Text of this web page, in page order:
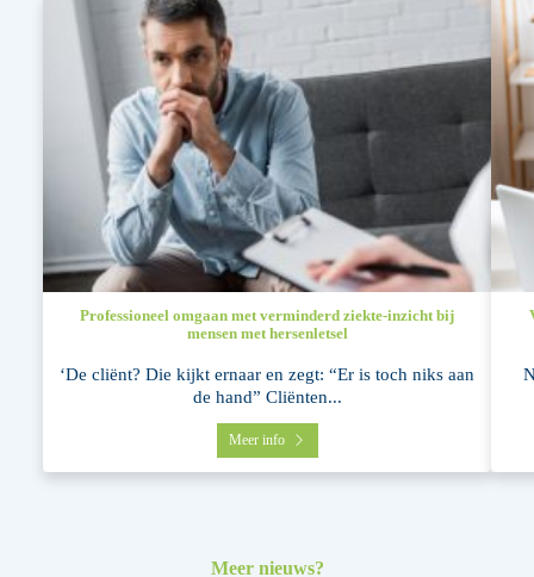
Professioneel omgaan met verminderd ziekte-inzicht bij
mensen met hersenletsel
‘De cliënt? Die kijkt ernaar en zegt: “Er is toch niks aan
de hand” Cliënten...
Meer info
Meer nieuws?